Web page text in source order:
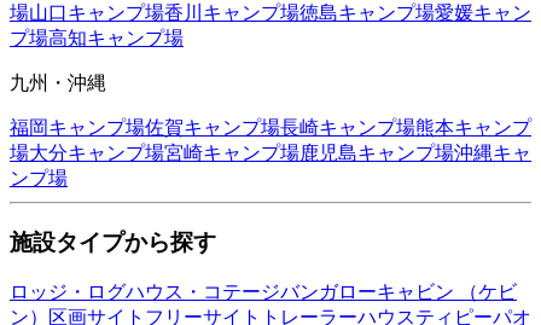
場山口キャンプ場香川 キャンプ場徳島キャンプ場愛媛キャン
プ場高知キャンプ場
九州・沖縄
福岡キャンプ場佐賀キャンプ場長崎キャンプ場熊本キャンプ
場大分キャンプ場宮崎キャンプ場鹿児島キャンプ場沖縄キャ
ンプ場
施設タイプから探す
ロッジ・ログハウス・コテージバンガローキャビン （ケビ
ン）
区画サイト フリーサイト トレーラーハウスティピーパオ